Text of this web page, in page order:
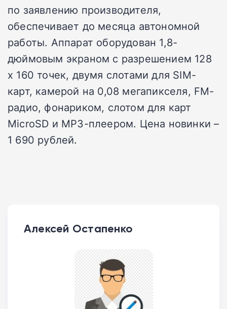
по заявлению производителя,
обеспечивает до месяца автономной
работы. Аппарат оборудован 1,8-
дюймовым экраном с разрешением 128
х 160 точек, двумя слотами для SIM-
карт, камерой на 0,08 мегапикселя, FM-
радио, фонариком, слотом для карт
MicroSD и MP3-плеером. Цена новинки –
1 690 рублей.
Алексей Остапенко